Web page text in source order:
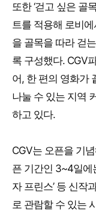
또한 ‘걷고 싶은 골
트를 적용해 로비
을 골목을 따라 걷
록 구성했다. CGV
어, 한 편의 영화가
나눌 수 있는 지역
하고 있다.
CGV는 오픈을 기
픈 기간인 3~4일에
자 프린스’ 등 신작과
로 관람할 수 있는